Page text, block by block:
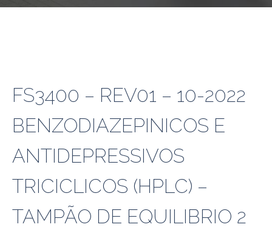
FS3400 – REV01 – 10-2022
BENZODIAZEPINICOS E
ANTIDEPRESSIVOS
TRICICLICOS (HPLC) –
TAMPÃO DE EQUILIBRIO 2